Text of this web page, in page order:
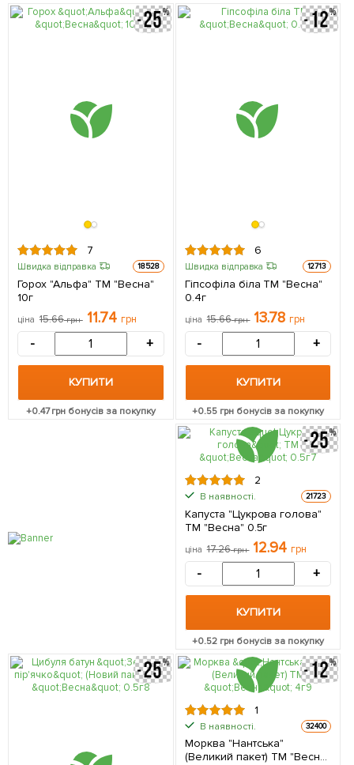
7
Швидка відправка 18528
Горох "Альфа" ТМ "Весна"
10г
ціна 15.66грн 11.74 грн
- +
КУПИТИ
+0.47грн бонусів за покупку
6
Швидка відправка 12713
Гіпсофіла біла ТМ "Весна"
0.4г
ціна 15.66грн 13.78 грн
- +
КУПИТИ
+0.55 грн бонусів за покупку
2
В наявності. 21723
Капуста "Цукрова голова"
ТМ "Весна" 0.5г
ціна 17.26грн 12.94 грн
- +
КУПИТИ
+0.52 грн бонусів за покупку
1
В наявності. 32400
Морква "Нантська"
(Великий пакет) ТМ "Весна"